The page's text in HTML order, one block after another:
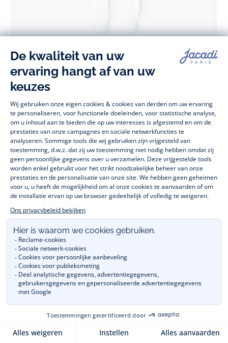
Pyjama met wolkmotiefje baby
Grote geurkaars met La Cologne Jacadi
€ 45,00
Toevoegen aan mijn favorieten : Grote geurkaars met